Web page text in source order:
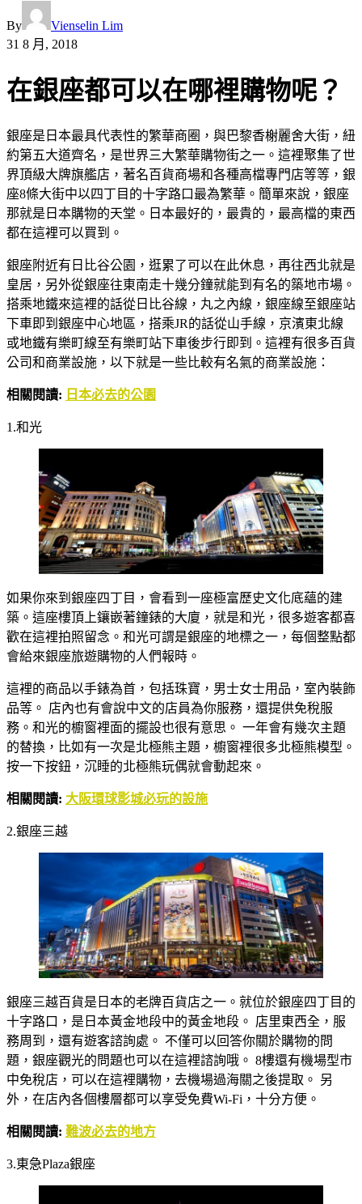
By
Vienselin Lim
31 8 月, 2018
在銀座都可以在哪裡購物呢？
銀座是日本最具代表性的繁華商圈，與巴黎香榭麗舍大街，紐
約第五大道齊名，是世界三大繁華購物街之一。這裡聚集了世
界頂級大牌旗艦店，著名百貨商場和各種高檔專門店等等，銀
座8條大街中以四丁目的十字路口最為繁華。簡單來說，銀座
那就是日本購物的天堂。日本最好的，最貴的，最高檔的東西
都在這裡可以買到。
銀座附近有日比谷公園，逛累了可以在此休息，再往西北就是
皇居，另外從銀座往東南走十幾分鐘就能到有名的築地市場。
搭乘地鐵來這裡的話從日比谷線，丸之內線，銀座線至銀座站
下車即到銀座中心地區，搭乘JR的話從山手線，京濱東北線
或地鐵有樂町線至有樂町站下車後步行即到。這裡有很多百貨
公司和商業設施，以下就是一些比較有名氣的商業設施：
相關閱讀: 日本必去的公園
1.和光
如果你來到銀座四丁目，會看到一座極富歷史文化底蘊的建
築。這座樓頂上鑲嵌著鐘錶的大廈，就是和光，很多遊客都喜
歡在這裡拍照留念。和光可謂是銀座的地標之一，每個整點都
會給來銀座旅遊購物的人們報時。
這裡的商品以手錶為首，包括珠寶，男士女士用品，室內裝飾
品等。 店內也有會說中文的店員為你服務，還提供免稅服
務。和光的櫥窗裡面的擺設也很有意思。 一年會有幾次主題
的替換，比如有一次是北極熊主題，櫥窗裡很多北極熊模型。
按一下按鈕，沉睡的北極熊玩偶就會動起來。
相關閱讀: 大阪環球影城必玩的設施
2.銀座三越
銀座三越百貨是日本的老牌百貨店之一。就位於銀座四丁目的
十字路口，是日本黃金地段中的黃金地段。 店里東西全，服
務周到，還有遊客諮詢處。 不僅可以回答你關於購物的問
題，銀座觀光的問題也可以在這裡諮詢哦。 8樓還有機場型市
中免稅店，可以在這裡購物，去機場過海關之後提取。 另
外，在店內各個樓層都可以享受免費Wi-Fi，十分方便。
相關閱讀: 難波必去的地方
3.東急Plaza銀座